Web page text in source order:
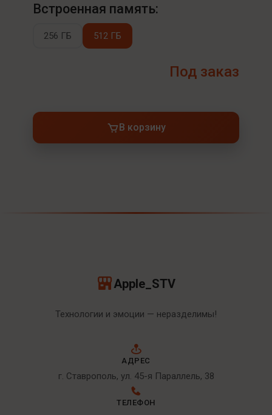
Встроенная память:
256 ГБ 512 ГБ
Под заказ
В корзину
Apple_STV
Технологии и эмоции — неразделимы!
АДРЕС
г. Ставрополь, ул. 45-я Параллель, 38
ТЕЛЕФОН